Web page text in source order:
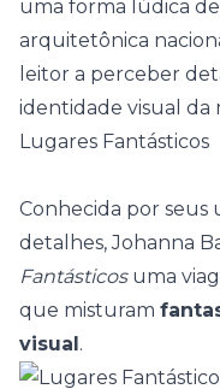
uma forma lúdica
arquitetônica
leitor a perceber
identidade visual da
Lugares Fantásticos
Conhecida por seus
detalhes, Johanna
Fantásticosuma
que misturam
visual.